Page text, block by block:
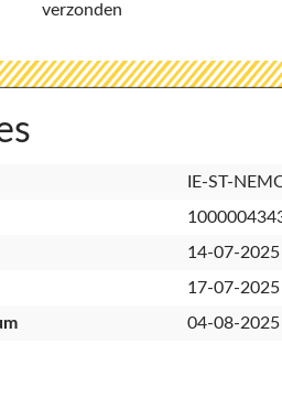
verzonden
IE-ST-
14-07-2025
17-07-2025
04-08-2025